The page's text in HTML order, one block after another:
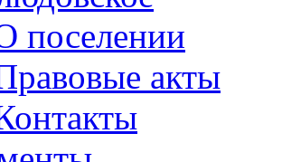
поселении
акты